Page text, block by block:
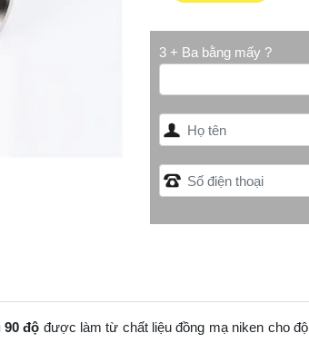
3 + Ba bằng mấy ?
90 độ được làm từ chất liệu đồng mạ niken cho